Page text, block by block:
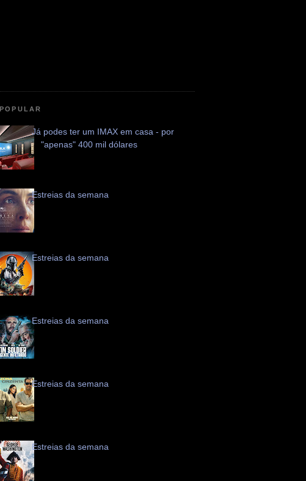
POPULAR
Já podes ter um IMAX em casa - por
"apenas" 400 mil dólares
Estreias da semana
Estreias da semana
Estreias da semana
Estreias da semana
Estreias da semana